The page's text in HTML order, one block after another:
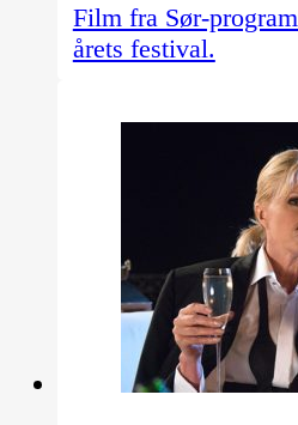
Film fra Sør-
årets festival.